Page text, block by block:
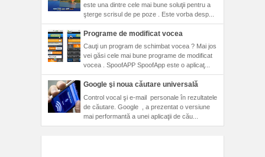
este una dintre cele mai bune soluţii pentru a
şterge scrisul de pe poze . Este vorba desp...
Programe de modificat vocea
Cauţi un program de schimbat vocea ? Mai jos
vei găsi cele mai bune programe de modificat
vocea . SpoofAPP SpoofApp este o aplicaţ...
Google şi noua căutare universală
Control vocal şi e-mail personale în rezultatele
de căutare. Google , a prezentat o versiune
mai performantă a unei aplicaţii de cău...